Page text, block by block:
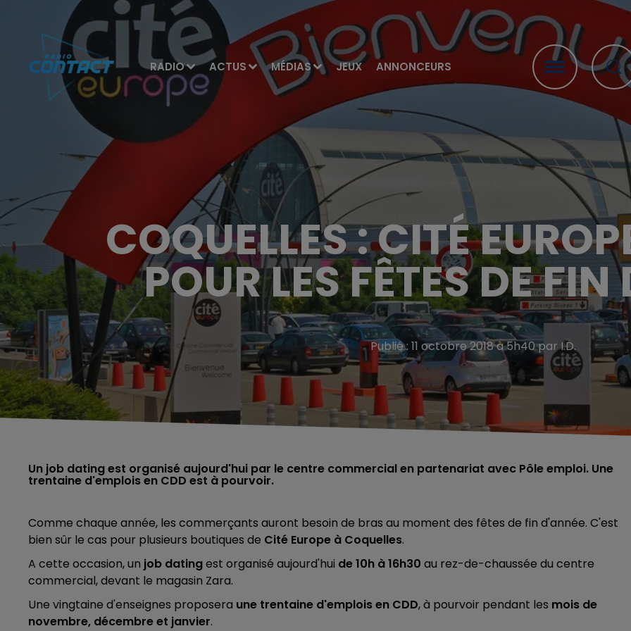
RADIO ACTUS MÉDIAS JEUX ANNONCEURS
COQUELLES : CITÉ
POUR LES FÊTES DE
Publié : 11 octobre 2018 à 5h40 par I.D.
Un job dating est organisé aujourd'hui par le centre commercial en partenariat avec Pôle emploi. Une
trentaine d'emplois en CDD est à pourvoir.
Comme chaque année, les commerçants auront besoin de bras au moment des fêtes de fin d'année. C'est
bien sûr le cas pour plusieurs boutiques de Cité Europe à Coquelles.
A cette occasion, un job datingest organisé aujourd'hui de 10h à 16h30 au rez-de-chaussée du centre
commercial, devant le magasin Zara.
Une vingtaine d'enseignes proposera une trentaine d'emplois en CDD, à pourvoir pendant les mois de
novembre, décembre et janvier.